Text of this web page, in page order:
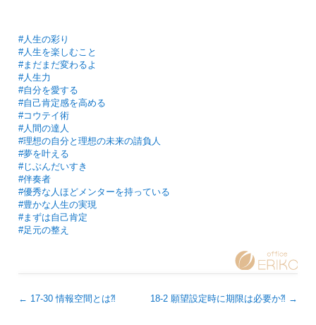
#人生の彩り
#人生を楽しむこと
#まだまだ変わるよ
#人生力
#自分を愛する
#自己肯定感を高める
#コウテイ術
#人間の達人
#理想の自分と理想の未来の請負人
#夢を叶える
#じぶんだいすき
#伴奏者
#優秀な人ほどメンターを持っている
#豊かな人生の実現
#まずは自己肯定
#足元の整え
← 17-30 情報空間とは⁈ 18-2 願望設定時に期限は必要か⁈ →